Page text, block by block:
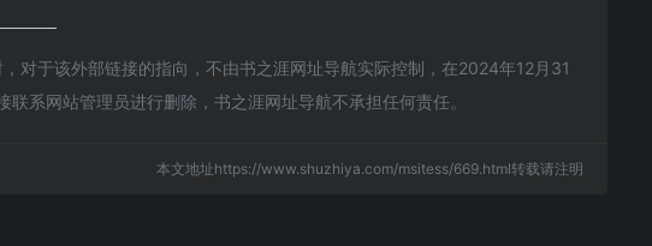
对于该外部链接的指向，不由书之涯网址导航实际控制，在2024年12月31
系网站管理员进行删除，书之涯网址导航不承担任何责任。
本文地址https://www.shuzhiya.com/msitess/669.html转载请注明